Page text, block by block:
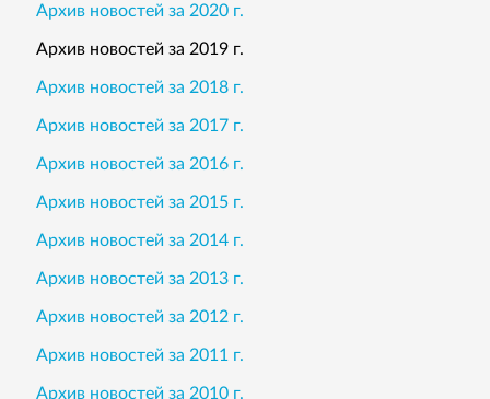
Архив новостей за 2020 г.
Архив новостей за 2019 г.
Архив новостей за 2018 г.
Архив новостей за 2017 г.
Архив новостей за 2016 г.
Архив новостей за 2015 г.
Архив новостей за 2014 г.
Архив новостей за 2013 г.
Архив новостей за 2012 г.
Архив новостей за 2011 г.
Архив новостей за 2010 г.